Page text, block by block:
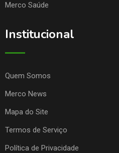
Merco Saúde
Institucional
Quem Somos
Merco News
Mapa do Site
Termos de Serviço
Política de Privacidade